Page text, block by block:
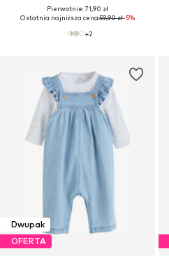
Pierwotnie: 71,90 zł
Ostatnia najniższa cena:59,90 zł-5%
+2
Dwupak
OFERTA